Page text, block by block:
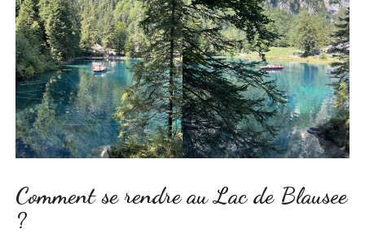
Comment se rendre au Lac de Blausee
?